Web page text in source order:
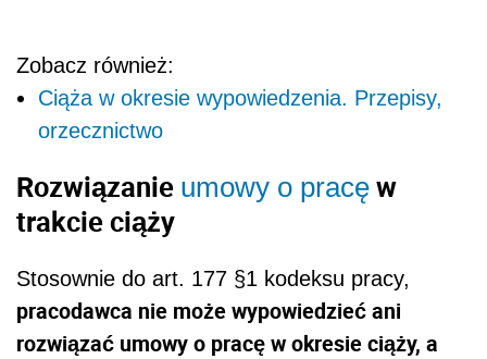
Zobacz również:
Ciąża w okresie wypowiedzenia. Przepisy,
orzecznictwo
Rozwiązanie umowy o pracę w
trakcie ciąży
Stosownie do art. 177 §1 kodeksu pracy,
pracodawca nie może wypowiedzieć ani
rozwiązać umowy o pracę w okresie ciąży, a